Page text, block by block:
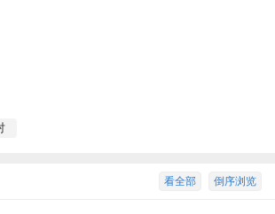
倒序浏览
看全部